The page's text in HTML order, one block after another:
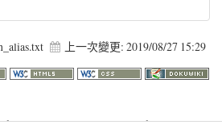
上一次變更: 2019/08/27 15:29